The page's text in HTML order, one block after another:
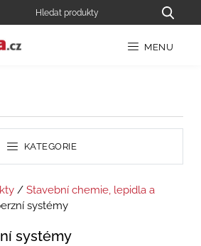
MENU
KATEGORIE
/ Stavební chemie, lepidla a
systémy
systémy